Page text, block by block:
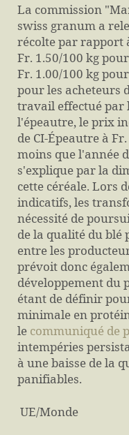
La commission
swiss granum a
récolte par rapport
Fr. 1.50/100 kg
Fr. 1.00/100 kg
pour les acheteurs
travail effectué par
l'épeautre, le prix
de CI-Épeautre à
moins que l'année
s'explique par la
cette céréale. Lors
indicatifs, les
nécessité de
de la qualité du blé
entre les
prévoit donc
développement du
étant de définir
minimale en
le communiqué de
intempéries
à une baisse de la
panifiables.
UE/Monde